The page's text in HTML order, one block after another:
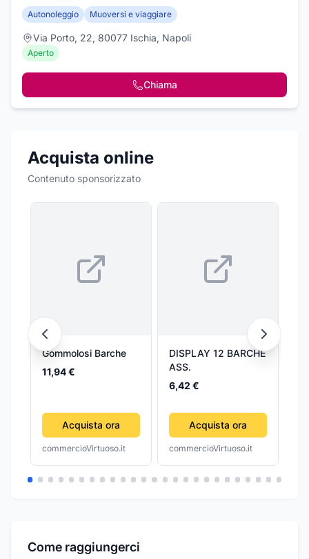
Autonoleggio Muoversi e viaggiare
Via Porto, 22, 80077 Ischia, Napoli
Aperto
Chiama
Acquista online
Contenuto sponsorizzato
Gommolosi Barche
11,94 €
Acquista ora
commercioVirtuoso.it
DISPLAY 12 BARCHE
ASS.
6,42 €
Acquista ora
commercioVirtuoso.it
Come raggiungerci